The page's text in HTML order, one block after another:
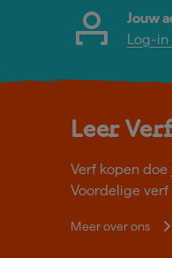
Jouw
Log-
Leer
Verf kopen
Voordelige verf
Meer over ons